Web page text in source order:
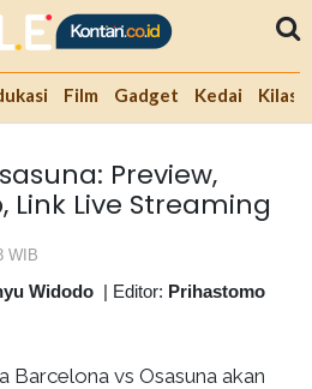
Film Gadget Kedai Kilas
Preview,
Link Live Streaming
WIB
Widodo | Editor: Prihastomo
Barcelona vs Osasuna akan